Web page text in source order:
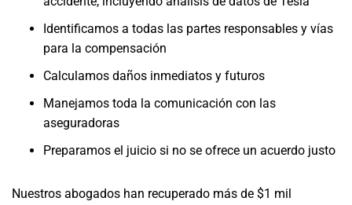
Identificamos a todas las partes responsables y vías
para la compensación
Calculamos daños inmediatos y futuros
Manejamos toda la comunicación con las
aseguradoras
Preparamos el juicio si no se ofrece un acuerdo justo
Nuestros abogados han recuperado más de $1 mil